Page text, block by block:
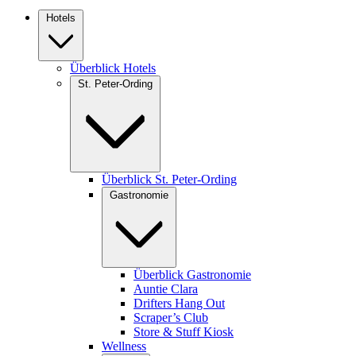
Hotels
Überblick Hotels
St. Peter-Ording
Überblick St. Peter-Ording
Gastronomie
Überblick Gastronomie
Auntie Clara
Drifters Hang Out
Scraper’s Club
Store & Stuff Kiosk
Wellness